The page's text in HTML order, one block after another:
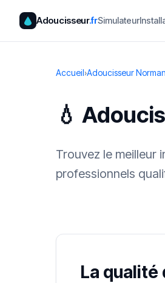
Adoucisseur.frSimulateur
Accueil›Adoucisseur
💧
Trouvez le meilleur
professionnels
La qualité